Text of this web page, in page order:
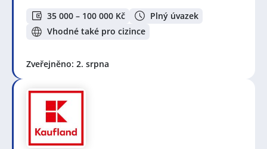
35 000 – 100 000 Kč
Plný úvazek
Vhodné také pro cizince
Zveřejněno: 2. srpna